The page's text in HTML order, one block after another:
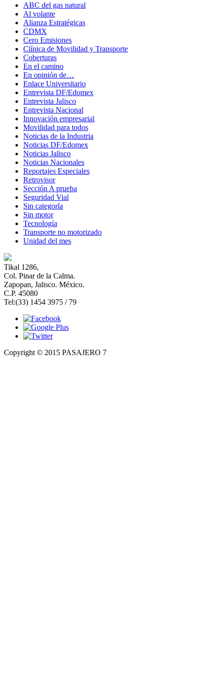
ABC del gas natural
Al volante
Alianza Estratégicas
CDMX
Cero Emisiones
Clínica de Movilidad y Transporte
Coberturas
En el camino
En opinión de…
Enlace Universitario
Entrevista DF/Edomex
Entrevista Jalisco
Entrevista Nacional
Innovación empresarial
Movilidad para todos
Noticias de la Industria
Noticias DF/Edomex
Noticias Jalisco
Noticias Nacionales
Reportajes Especiales
Retrovisor
Sección A prueba
Seguridad Vial
Sin categoría
Sin motor
Tecnología
Transporte no motorizado
Unidad del mes
Tikal 1286,
Col. Pinar de la Calma.​
Zapopan, Jalisco. México.
C.P. 45080​
Tel:(33) 1454 3975 / 79
Copyright © 2015 PASAJERO 7